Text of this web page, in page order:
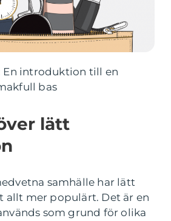
En introduktion till en
bas
lätt
samhälle har lätt
mer populärt. Det är en
som grund för olika